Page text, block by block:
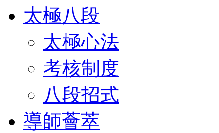
太極八段
太極心法
考核制度
八段招式
導師薈萃